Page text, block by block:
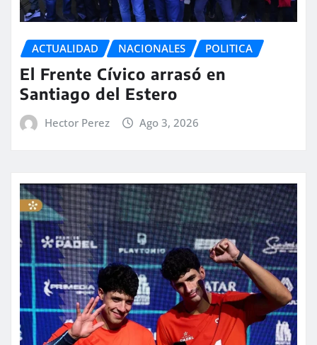
ACTUALIDAD NACIONALES POLITICA
El Frente Cívico arrasó en
Santiago del Estero
Hector Perez Ago 3, 2026